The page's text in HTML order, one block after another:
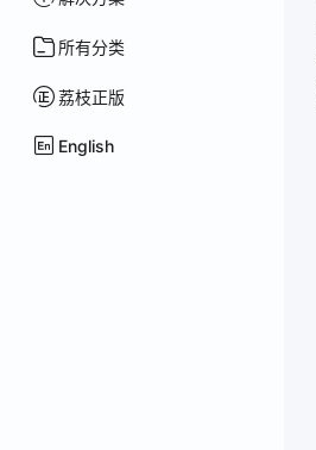
所有分类
荔枝正版
English